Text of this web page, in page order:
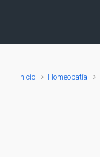
Inicio Homeopatía